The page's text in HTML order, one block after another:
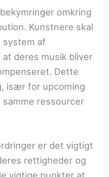
omkring
Kunstnere skal
system af
deres musik bliver
Dette
især for upcoming
ressourcer
er det vigtigt
rettigheder og